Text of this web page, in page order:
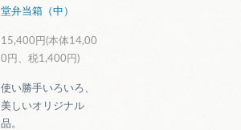
堂弁当箱（中）
15,400円(本体14,00
0円、税1,400円)
使い勝手いろいろ、
美しいオリジナル
品。